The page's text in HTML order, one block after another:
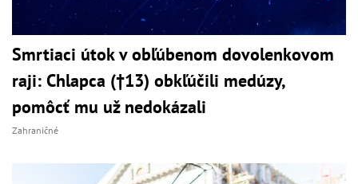
Smrtiaci útok v obľúbenom dovolenkovom
raji: Chlapca (†13) obkľúčili medúzy,
pomôcť mu už nedokázali
Zahraničné